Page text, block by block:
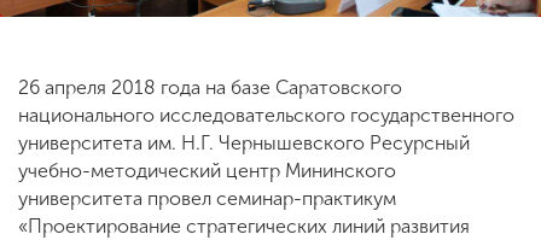
26 апреля 2018 года на базе Саратовского
национального исследовательского государственного
университета им. Н.Г. Чернышевского Ресурсный
учебно-методический центр Мининского
университета провел семинар-практикум
«Проектирование стратегических линий развития